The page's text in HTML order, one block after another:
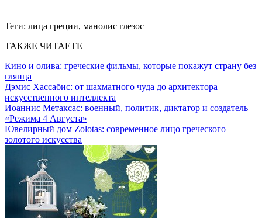
Теги: лица греции, манолис глезос
ТАКЖЕ ЧИТАЕТЕ
Кино и олива: греческие фильмы, которые покажут страну без
глянца
Дэмис Хассабис: от шахматного чуда до архитектора
искусственного интеллекта
Иоаннис Метаксас: военный, политик, диктатор и создатель
«Режима 4 Августа»
Ювелирный дом Zolotas: современное лицо греческого
золотого искусства